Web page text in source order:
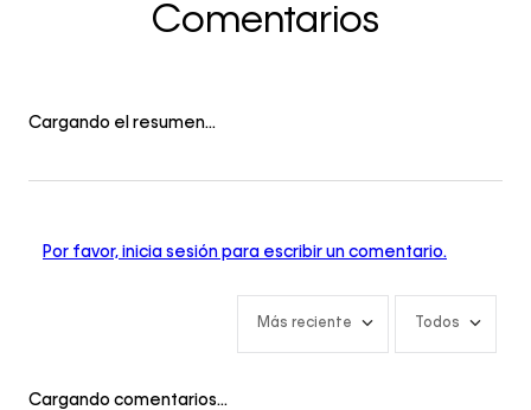
Comentarios
Cargando el resumen…
Por favor, inicia sesión para escribir un comentario.
Más reciente Todos
Cargando comentarios…